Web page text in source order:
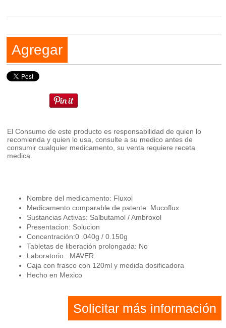
Agregar
El Consumo de este producto es responsabilidad de quien lo
recomienda y quien lo usa, consulte a su medico antes de
consumir cualquier medicamento, su venta requiere receta
medica.
Nombre del medicamento: Fluxol
Medicamento comparable de patente: Mucoflux
Sustancias Activas: Salbutamol / Ambroxol
Presentacion: Solucion
Concentración:0 .040g / 0.150g
Tabletas de liberación prolongada: No
Laboratorio : MAVER
Caja con frasco con 120ml y medida dosificadora
Hecho en Mexico
Solicitar más información